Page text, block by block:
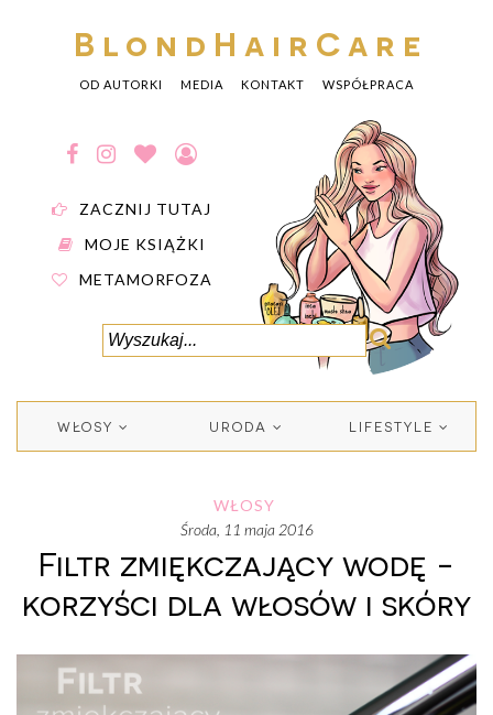
BlondHairCare
OD AUTORKI MEDIA KONTAKT WSPÓŁPRACA
ZACZNIJ TUTAJ
MOJE KSIĄŻKI
METAMORFOZA
WŁOSY URODA LIFESTYLE
WŁOSY
środa, 11 maja 2016
Filtr zmiękczający wodę -
korzyści dla włosów i skóry